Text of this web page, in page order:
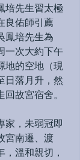
培先生習太極
良佑師引薦
鳳培先生為
一次大約下午
地的空地（現
日落月升，然
故宮宿舍。
家，未弱冠即
宮南遷、渡
，溫和親切，